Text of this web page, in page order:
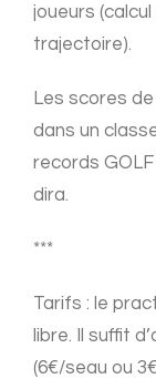
joueurs
trajectoire).
Les scores
dans un
records GOLF
dira.
***
Tarifs : le
libre. Il suffit
(6€/seau ou